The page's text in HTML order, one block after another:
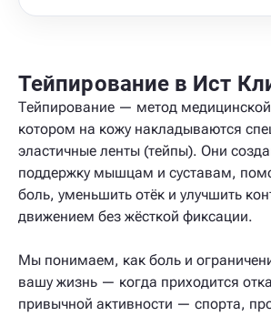
Тейпирование в Ист
Тейпирование — метод
котором на кожу накладываются
эластичные ленты (тейпы). Они
поддержку мышцам и суставам,
боль, уменьшить отёк и улучшить
движением без жёсткой фиксации.
Мы понимаем, как боль и
вашу жизнь — когда приходится
привычной активности — спорта,